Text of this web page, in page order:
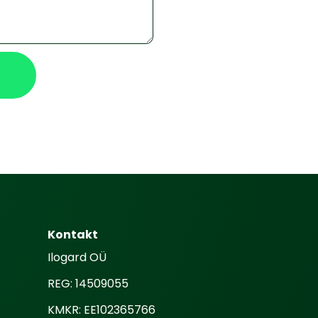
Kontakt
Ilogard OÜ
REG: 14509055
KMKR: EE102365766